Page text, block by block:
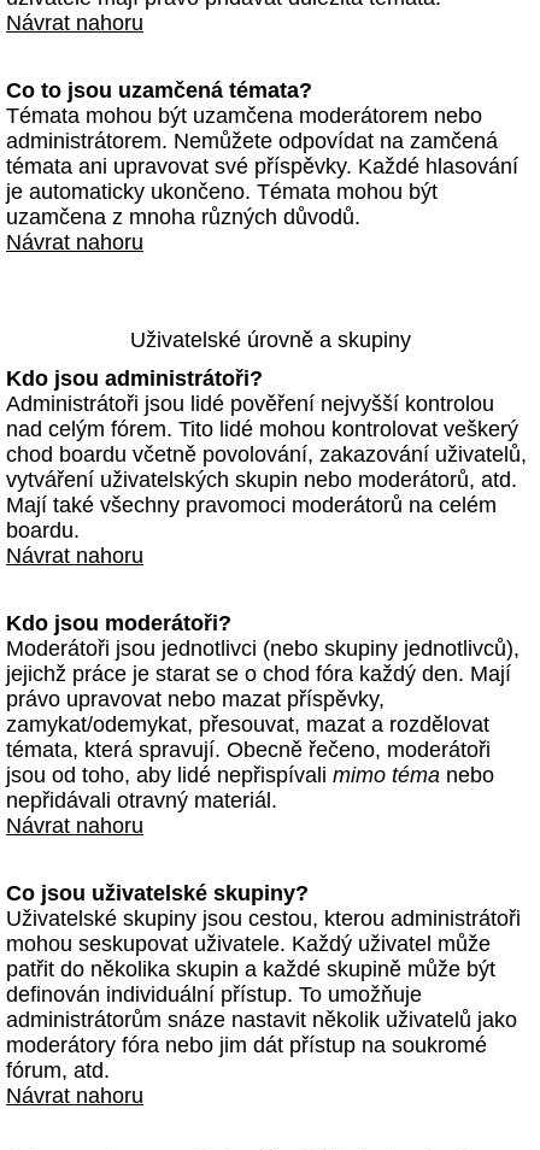
Návrat nahoru
Co to jsou uzamčená témata?
Témata mohou být uzamčena moderátorem nebo
administrátorem. Nemůžete odpovídat na zamčená
témata ani upravovat své příspěvky. Každé hlasování
je automaticky ukončeno. Témata mohou být
uzamčena z mnoha různých důvodů.
Návrat nahoru
Uživatelské úrovně a skupiny
Kdo jsou administrátoři?
Administrátoři jsou lidé pověření nejvyšší kontrolou
nad celým fórem. Tito lidé mohou kontrolovat veškerý
chod boardu včetně povolování, zakazování uživatelů,
vytváření uživatelských skupin nebo moderátorů, atd.
Mají také všechny pravomoci moderátorů na celém
boardu.
Návrat nahoru
Kdo jsou moderátoři?
Moderátoři jsou jednotlivci (nebo skupiny jednotlivců),
jejichž práce je starat se o chod fóra každý den. Mají
právo upravovat nebo mazat příspěvky,
zamykat/odemykat, přesouvat, mazat a rozdělovat
témata, která spravují. Obecně řečeno, moderátoři
jsou od toho, aby lidé nepřispívali mimo téma nebo
nepřidávali otravný materiál.
Návrat nahoru
Co jsou uživatelské skupiny?
Uživatelské skupiny jsou cestou, kterou administrátoři
mohou seskupovat uživatele. Každý uživatel může
patřit do několika skupin a každé skupině může být
definován individuální přístup. To umožňuje
administrátorům snáze nastavit několik uživatelů jako
moderátory fóra nebo jim dát přístup na soukromé
fórum, atd.
Návrat nahoru